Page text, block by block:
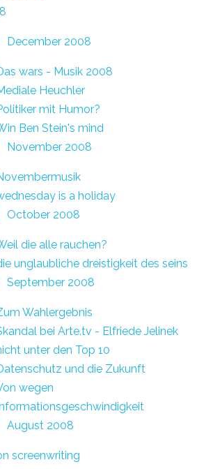
December 2008
wars - Musik 2008
Heuchler
mit Humor?
Ben Stein's mind
November 2008
is a holiday
October 2008
die alle rauchen?
unglaubliche dreistigkeit des seins
September 2008
Wahlergebnis
bei Arte.tv - Elfriede Jelinek
unter den Top 10
und die Zukunft
wegen
August 2008
screenwriting